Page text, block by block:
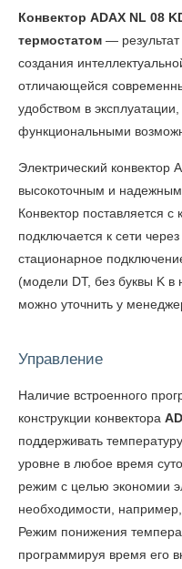
Конвектор ADAX NL 08
термостатом —
создания
отличающейся
удобством в
функциональными
Электрический конвектор
высокоточным и
Конвектор поставляется с
подключается к сети
стационарное
(модели DT, без буквы K в
можно уточнить у
Управление
Наличие встроенного
конструкции конвектора
поддерживать
уровне в любое время
режим с целью экономии
необходимости, например,
Режим понижения
программируя время его